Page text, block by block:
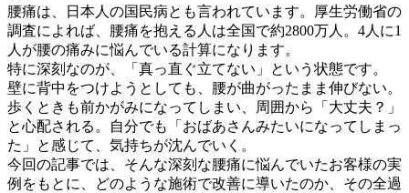
腰痛は、日本人の国民病とも言われています。厚生労働省の
調査によれば、腰痛を抱える人は全国で約2800万人。4人に1
人が腰の痛みに悩んでいる計算になります。
特に深刻なのが、「真っ直ぐ立てない」という状態です。
壁に背中をつけようとしても、腰が曲がったまま伸びない。
歩くときも前かがみになってしまい、周囲から「大丈夫？」
と心配される。自分でも「おばあさんみたいになってしまっ
た」と感じて、気持ちが沈んでいく。
今回の記事では、そんな深刻な腰痛に悩んでいたお客様の実
例をもとに、どのような施術で改善に導いたのか、その全過